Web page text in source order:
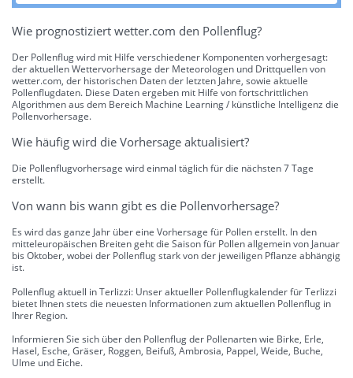
Wie prognostiziert wetter.com den Pollenflug?
Der Pollenflug wird mit Hilfe verschiedener Komponenten vorhergesagt:
der aktuellen Wettervorhersage der Meteorologen und Drittquellen von
wetter.com, der historischen Daten der letzten Jahre, sowie aktuelle
Pollenflugdaten. Diese Daten ergeben mit Hilfe von fortschrittlichen
Algorithmen aus dem Bereich Machine Learning / künstliche Intelligenz die
Pollenvorhersage.
Wie häufig wird die Vorhersage aktualisiert?
Die Pollenflugvorhersage wird einmal täglich für die nächsten 7 Tage
erstellt.
Von wann bis wann gibt es die Pollenvorhersage?
Es wird das ganze Jahr über eine Vorhersage für Pollen erstellt. In den
mitteleuropäischen Breiten geht die Saison für Pollen allgemein von Januar
bis Oktober, wobei der Pollenflug stark von der jeweiligen Pflanze abhängig
ist.
Pollenflug aktuell in Terlizzi: Unser aktueller Pollenflugkalender für Terlizzi
bietet Ihnen stets die neuesten Informationen zum aktuellen Pollenflug in
Ihrer Region.
Informieren Sie sich über den Pollenflug der Pollenarten wie Birke, Erle,
Hasel, Esche, Gräser, Roggen, Beifuß, Ambrosia, Pappel, Weide, Buche,
Ulme und Eiche.